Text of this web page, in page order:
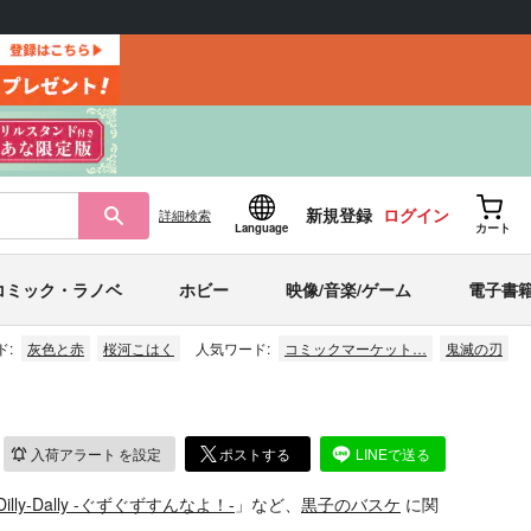
詳細検索
Language
新規登録 ログイン
カート
ミック・ラノベ ホビー 映像/音楽/ゲーム 電子書
: 灰色と赤 桜河こはく 人気ワード: コミックマーケット… 鬼滅の刃
入荷アラート を設定 ポストする LINEで送る
Dally -ぐずぐずすんなよ！- 」など、 黒子のバスケ に関